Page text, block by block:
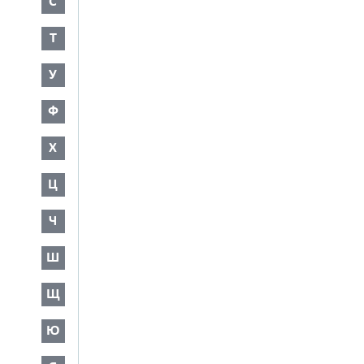
Т
У
Ф
Х
Ц
Ч
Ш
Щ
Ю